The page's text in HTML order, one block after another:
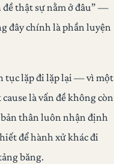
thật sự nằm ở đâu” —
đây chính là phần luyện
tục lặp đi lặp lại — vì một
là vấn đề không còn
thân luôn nhận định
để hành xử khác đi
băng.